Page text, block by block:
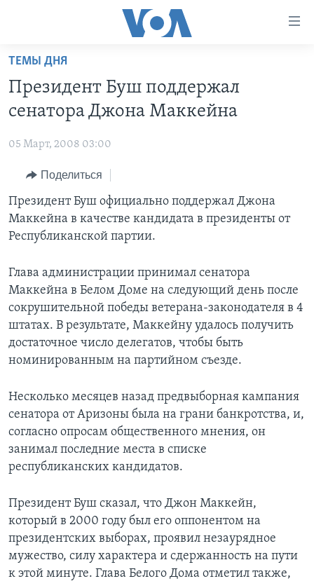
Перейти
основной
контент
навигации
Перейти
поиск
ПРОГРАММЫ
НОВОСТИ ЗА МИНУТУ
ИТОГИ
ПОЧЕМУ ЭТО ВАЖНО?
НЬЮ-ЙОРК NEW YORK
АМЕРИКА. БОЛЬШОЕ ПУТЕШЕСТВИЕ
ПРОЕКТЫ
УЧИМ АНГЛИЙСКИЙ
НАША АМЕРИКАНСКАЯ ИСТОРИЯ
А КАК В АМЕРИКЕ?
ТЕСТЫ
ЭКСПЕРТИЗА
ИНТЕРВЬЮ
ФАКТЫ ПРОТИВ ФЕЙКОВ
ЗА СВОБОДУ ПРЕССЫ
ВИДЕО
ПОДПИСКА НА НОВОСТИ
Learning English
ТЕМЫ ДНЯ
Президент Буш поддержал
сенатора Джона Маккейна
05 Март, 2008 03:00
Поделиться
Президент Буш официально поддержал Джона
Маккейна в качестве кандидата в президенты от
Республиканской партии.
Глава администрации принимал сенатора
Маккейна в Белом Доме на следующий день после
сокрушительной победы ветерана-законодателя в 4
штатах. В результате, Маккейну удалось получить
достаточное число делегатов, чтобы быть
номинированным на партийном съезде.
Несколько месяцев назад предвыборная кампания
сенатора от Аризоны была на грани банкротства, и,
согласно опросам общественного мнения, он
занимал последние места в списке
республиканских кандидатов.
Президент Буш сказал, что Джон Маккейн,
который в 2000 году был его оппонентом на
президентских выборах, проявил незаурядное
мужество, силу характера и сдержанность на пути
к этой минуте. Глава Белого Дома отметил также,